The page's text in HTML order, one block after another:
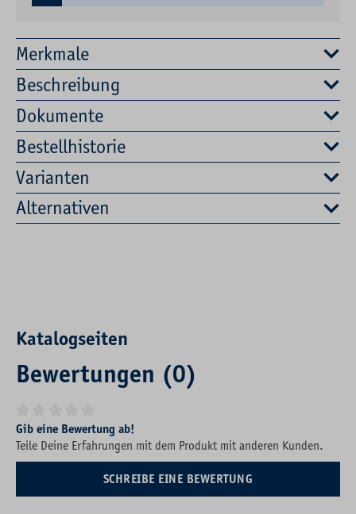
Merkmale
Beschreibung
Dokumente
Bestellhistorie
Varianten
Alternativen
Katalogseiten
Bewertungen (0)
Durchschnittliche Bewertung von 0 von 5 Sternen
Gib eine Bewertung ab!
Teile Deine Erfahrungen mit dem Produkt mit anderen Kunden.
SCHREIBE EINE BEWERTUNG